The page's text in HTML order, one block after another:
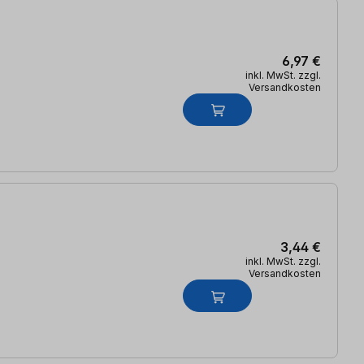
6,97 €
inkl. MwSt. zzgl.
Versandkosten
3,44 €
inkl. MwSt. zzgl.
Versandkosten